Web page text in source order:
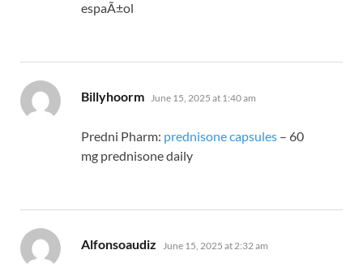
espaÃ±ol
Billyhoorm says:
June 15, 2025 at 1:40 am
Predni Pharm: prednisone capsules – 60
mg prednisone daily
Alfonsoaudiz says:
June 15, 2025 at 2:32 am